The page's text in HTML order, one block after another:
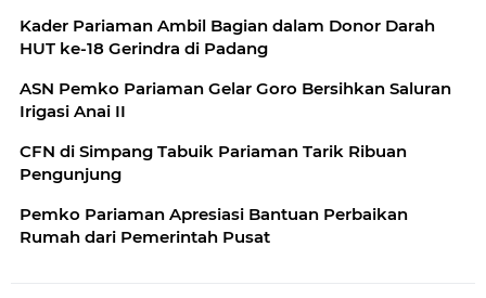
Kader Pariaman Ambil Bagian dalam Donor Darah
HUT ke-18 Gerindra di Padang
ASN Pemko Pariaman Gelar Goro Bersihkan Saluran
Irigasi Anai II
CFN di Simpang Tabuik Pariaman Tarik Ribuan
Pengunjung
Pemko Pariaman Apresiasi Bantuan Perbaikan
Rumah dari Pemerintah Pusat